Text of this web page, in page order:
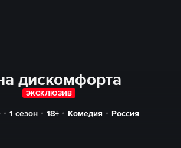
дискомфорта
ЭКСКЛЮЗИВ
1 сезон 18+ Комедия Россия